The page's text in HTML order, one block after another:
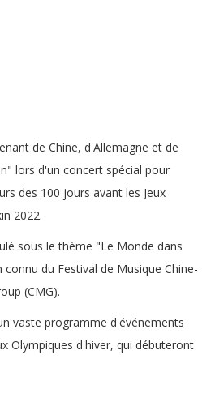
de Chine, d'Allemagne et de
lors d'un concert spécial pour
des 100 jours avant les Jeux
2022.
sous le thème "Le Monde dans
du Festival de Musique Chine-
(CMG).
vaste programme d'événements
Olympiques d'hiver, qui débuteront